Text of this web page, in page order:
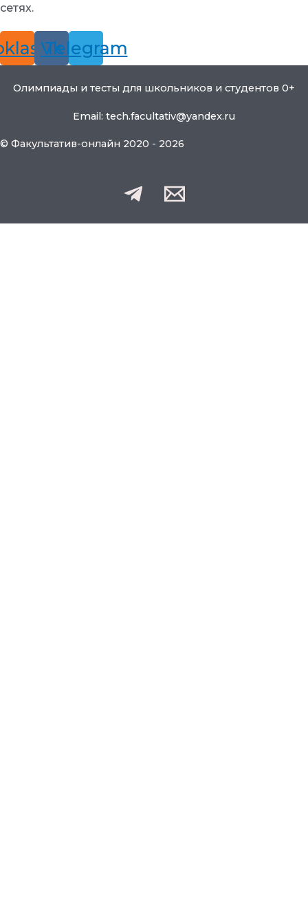
сетях.
Vk
Telegram
Олимпиады и тесты для школьников и студентов 0+
Email: tech.facultativ@yandex.ru
© Факультатив-онлайн 2020 - 2026